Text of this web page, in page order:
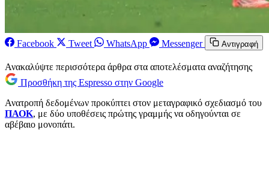
Facebook Tweet WhatsApp Messenger Αντιγραφή
Ανακαλύψτε περισσότερα άρθρα στα αποτελέσματα αναζήτησης
Προσθήκη της Espresso στην Google
Ανατροπή δεδομένων προκύπτει στον μεταγραφικό σχεδιασμό του
ΠΑΟΚ, με δύο υποθέσεις πρώτης γραμμής να οδηγούνται σε
αβέβαιο μονοπάτι.